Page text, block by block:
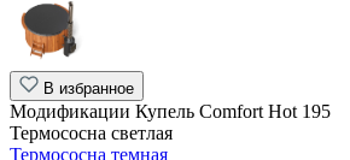
В избранное
Модификации Купель Comfort Hot 195
Термососна светлая
Термососна темная